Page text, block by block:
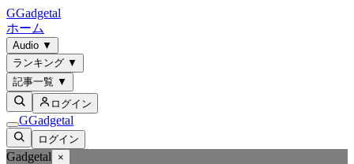
GGadgetal
ホーム
Audio ▼
ランキング ▼
記事一覧 ▼
ログイン
GGadgetal
ログイン
Gadgetal ×